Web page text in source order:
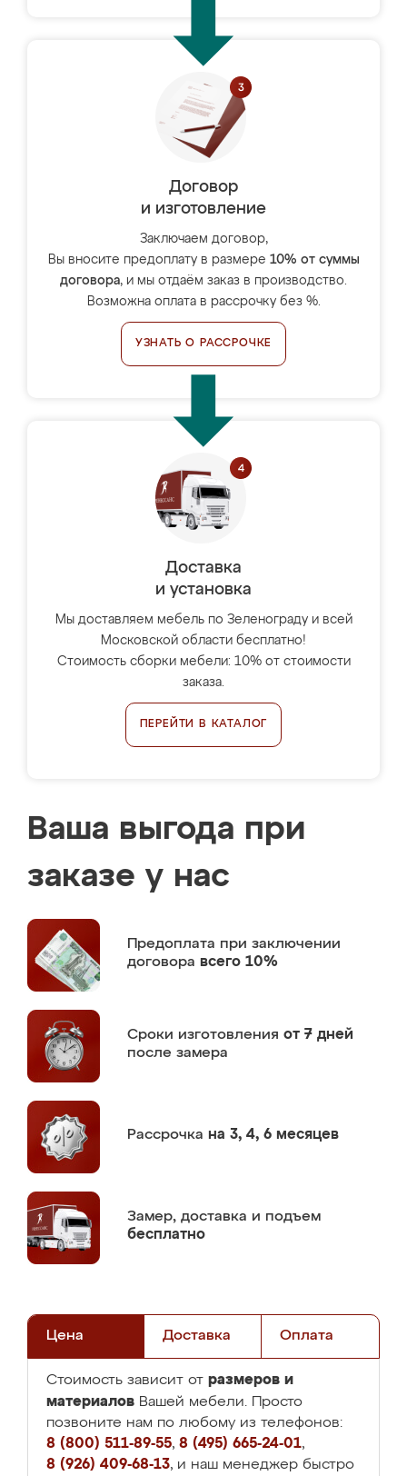
Договор
и изготовление
Заключаем договор,
Вы вносите предоплату в размере 10% от суммы
договора, и мы отдаём заказ в производство.
Возможна оплата в рассрочку без %.
УЗНАТЬ О РАССРОЧКЕ
Доставка
и установка
Мы доставляем мебель по Зеленограду и всей
Московской области бесплатно!
Стоимость сборки мебели: 10% от стоимости
заказа.
ПЕРЕЙТИ В КАТАЛОГ
Ваша выгода при
заказе у нас
Предоплата при заключении
договора всего 10%
Сроки изготовления от 7 дней
после замера
Рассрочка на 3, 4, 6 месяцев
Замер, доставка и подъем
бесплатно
Цена Доставка Оплата
Стоимость зависит от размеров и
материалов Вашей мебели. Просто
позвоните нам по любому из телефонов:
8 (800) 511-89-55, 8 (495) 665-24-01,
8 (926) 409-68-13, и наш менеджер быстро